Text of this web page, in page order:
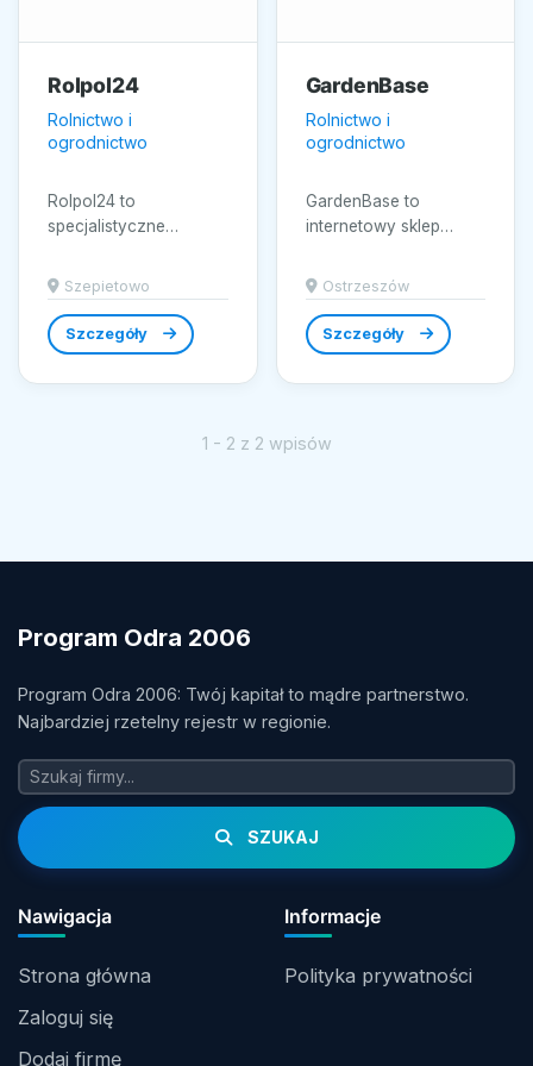
Rolpol24
Rolnictwo i
ogrodnictwo
Rolpol24 to
specjalistyczne
w Szepietowie,
nastawione na
kompleksowe wsparcie
upraw...
Szepietowo
Szczegóły
GardenBase
Rolnictwo i
ogrodnictwo
GardenBase to
internetowy sklep
Ostrzeszowa, który
koncentruje się na
kompleksowym...
Ostrzeszów
Szczegóły
1 - 2 z 2 wpisów
Program Odra 2006
Program Odra 2006: Twój kapitał to mądre partnerstwo.
Najbardziej rzetelny rejestr w regionie.
SZUKAJ
Nawigacja
Strona główna
Zaloguj się
Dodaj firmę
Informacje
Polityka prywatności